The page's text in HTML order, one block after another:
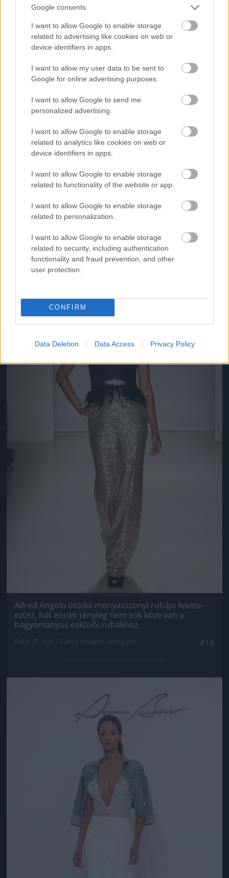
Google consents
I want to allow Google to enable storage
related to advertising like cookies on web or
device identifiers in apps.
I want to allow my user data to be sent to
Google for online advertising purposes.
I want to allow Google to send me
personalized advertising.
I want to allow Google to enable storage
related to analytics like cookies on web or
device identifiers in apps.
I want to allow Google to enable storage
related to functionality of the website or app.
I want to allow Google to enable storage
related to personalization.
I want to allow Google to enable storage
related to security, including authentication
functionality and fraud prevention, and other
user protection.
CONFIRM
Data Deletion Data Access Privacy Policy
Azt szokás mondani Amerikában, hogy egy
valami kölcsönvett és valami kék. Ezzel a ruhával az
elsőt és az utolsót ki is lehet pipálni.
Fotó: JP Yim / Getty Images Hungary
Alfred Angelo ötödik menyasszonyi ruhája fekete-
ezüst, hát ennek tényleg nem sok köze van a
hagyományos esküvői ruhákhoz.
Jön még kép!